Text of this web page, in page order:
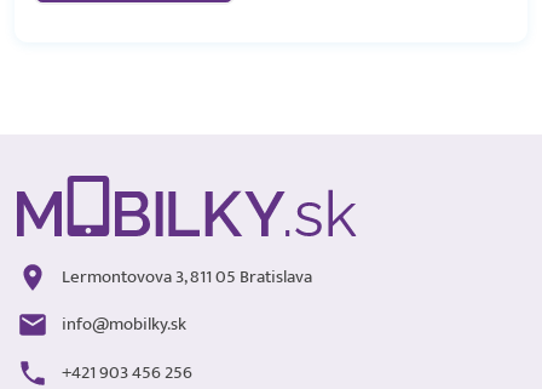
Lermontovova 3, 811 05 Bratislava
info@mobilky.sk
+421 903 456 256